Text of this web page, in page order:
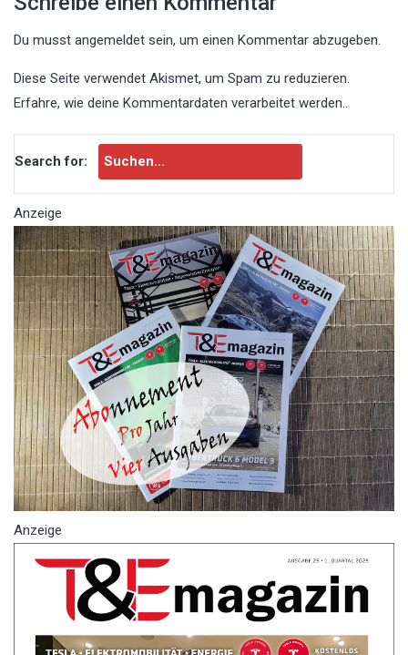
Du musst angemeldet sein, um einen Kommentar abzugeben.
Diese Seite verwendet Akismet, um Spam zu reduzieren.
Erfahre, wie deine Kommentardaten verarbeitet werden..
Search for:
Anzeige
Anzeige